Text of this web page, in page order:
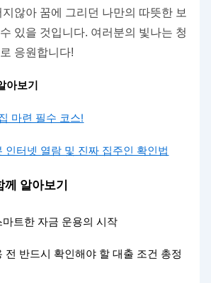
않아 꿈에 그리던 나만의 따뜻한 보
있을 것입니다. 여러분의 빛나는 청
응원합니다!
아보기
마련 필수 코스!
인터넷 열람 및 진짜 집주인 확인법
께 알아보기
마트한 자금 운용의 시작
전 반드시 확인해야 할 대출 조건 총정